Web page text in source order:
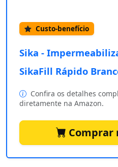
Custo-benefício
Sika -
SikaFill Rápido
Confira os detalhes
diretamente na Amazon.
Comprar